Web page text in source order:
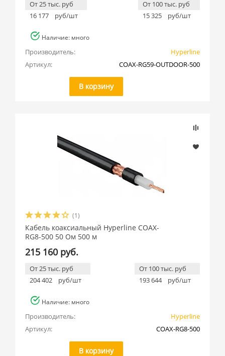
От 25 тыс. руб
16 177
руб/шт
От 100 тыс. руб
15 325
руб/шт
Наличие: много
Производитель:
Hyperline
Артикул:
COAX-RG59-OUTDOOR-500
В корзину
(1)
Кабель коаксиальный Hyperline COAX-
RG8-500 50 Ом 500 м
215 160 руб.
От 25 тыс. руб
204 402
руб/шт
От 100 тыс. руб
193 644
руб/шт
Наличие: много
Производитель:
Hyperline
Артикул:
COAX-RG8-500
В корзину